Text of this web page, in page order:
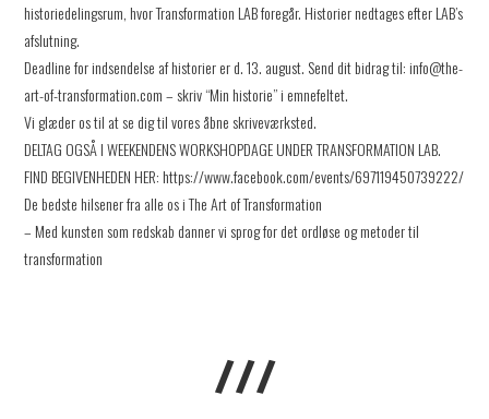
historiedelingsrum, hvor Transformation LAB foregår. Historier nedtages efter LAB’s
afslutning.
Deadline for indsendelse af historier er d. 13. august. Send dit bidrag til: info@the-
art-of-transformation.com – skriv “Min historie” i emnefeltet.
Vi glæder os til at se dig til vores åbne skriveværksted.
DELTAG OGSÅ I WEEKENDENS WORKSHOPDAGE UNDER TRANSFORMATION LAB.
FIND BEGIVENHEDEN HER: https://www.facebook.com/events/697119450739222/
De bedste hilsener fra alle os i The Art of Transformation
– Med kunsten som redskab danner vi sprog for det ordløse og metoder til
transformation
///